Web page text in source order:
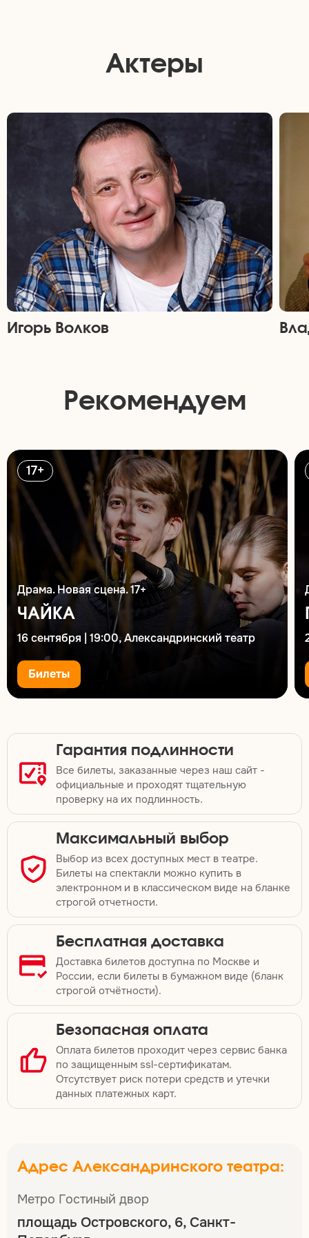
Актеры
Игорь Волков
Рекомендуем
17+
Драма. Новая сцена. 17+
ЧАЙКА
16 сентября | 19:00, Александринский театр
Билеты
Гарантия подлинности
Все билеты, заказанные через наш сайт -
официальные и проходят тщательную
проверку на их подлинность.
Максимальный выбор
Выбор из всех доступных мест в театре.
Билеты на спектакли можно купить в
электронном и в классическом виде на бланке
строгой отчетности.
Бесплатная доставка
Доставка билетов доступна по Москве и
России, если билеты в бумажном виде (бланк
строгой отчётности).
Безопасная оплата
Оплата билетов проходит через сервис банка
по защищенным ssl-сертификатам.
Отсутствует риск потери средств и утечки
данных платежных карт.
Адрес Александринского театра:
Метро Гостиный двор
площадь Островского, 6, Санкт-